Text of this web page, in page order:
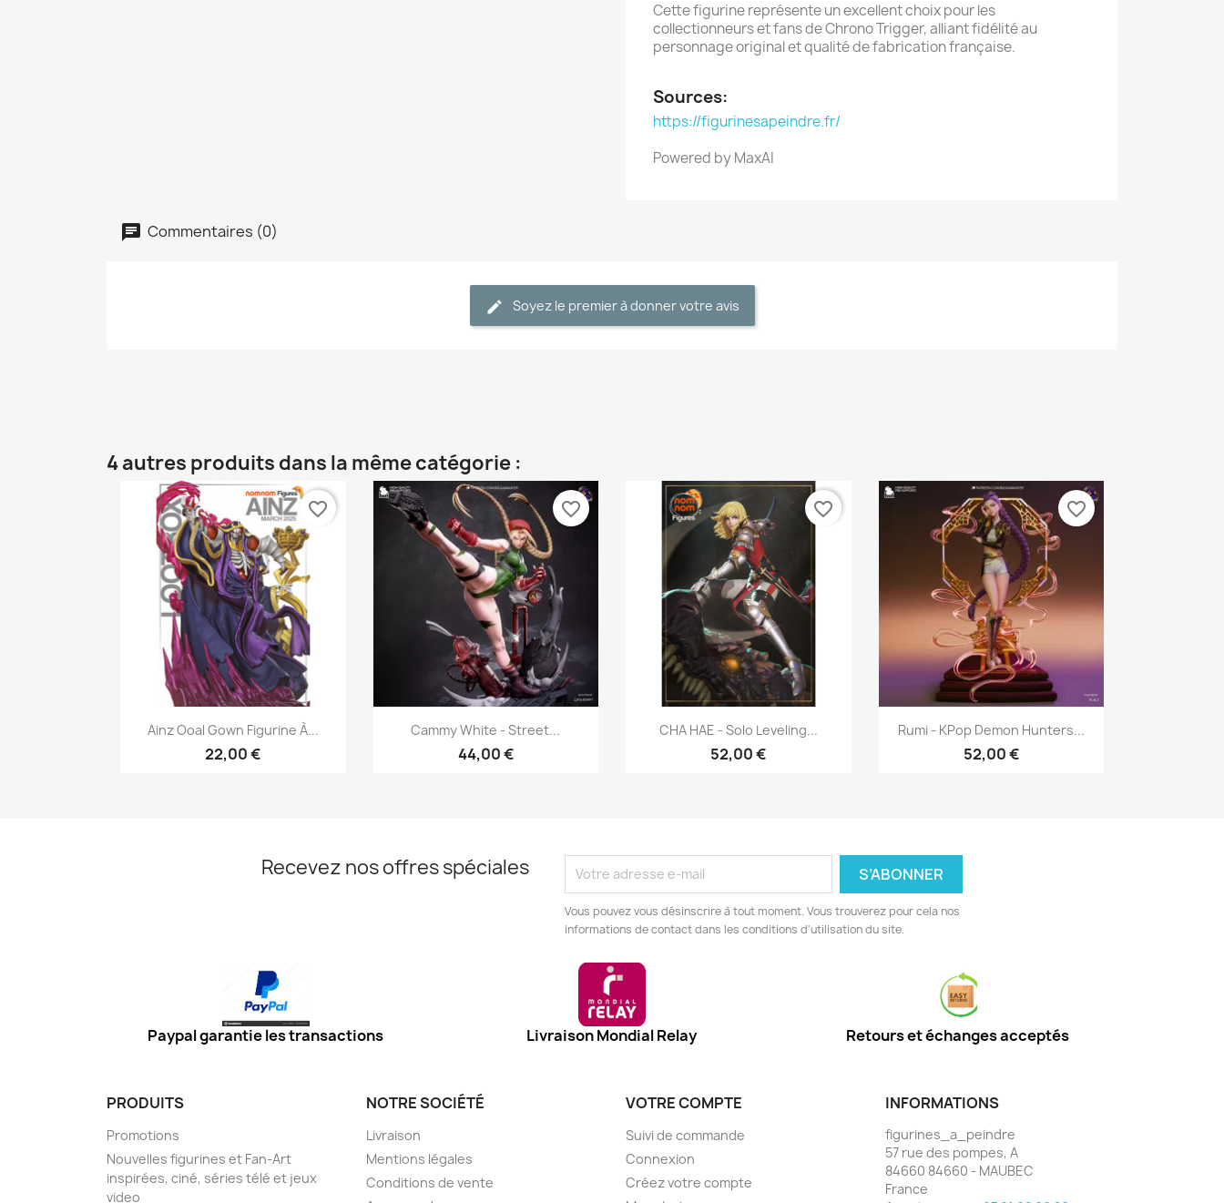
Cette figurine représente un excellent choix pour les
collectionneurs et fans de Chrono Trigger, alliant fidélité au
personnage original et qualité de fabrication française.
Sources:
https://figurinesapeindre.fr/
Powered by MaxAI
Commentaires (0)
Soyez le premier à donner votre avis
4 autres produits dans la même catégorie :
Aperçu rapide
Ainz Ooal Gown Figurine À...
22,00 €
favorite_border
Aperçu rapide
Cammy White - Street...
44,00 €
favorite_border
Aperçu rapide
CHA HAE - Solo Leveling...
52,00 €
favorite_border
Aperçu rapide
Rumi - KPop Demon Hunters...
52,00 €
favorite_border
Recevez nos offres spéciales
Vous pouvez vous désinscrire à tout moment. Vous trouverez pour cela nos
informations de contact dans les conditions d'utilisation du site.
Paypal garantie les transactions Livraison Mondial Relay Retours et échanges acceptés
PRODUITS
Promotions
Nouvelles figurines et Fan-Art
inspirées, ciné, séries télé et jeux
video
NOTRE SOCIÉTÉ
Livraison
Mentions légales
Conditions de vente
VOTRE COMPTE
Suivi de commande
Connexion
Créez votre compte
INFORMATIONS
figurines_a_peindre
57 rue des pompes, A
84660 84660 - MAUBEC
France